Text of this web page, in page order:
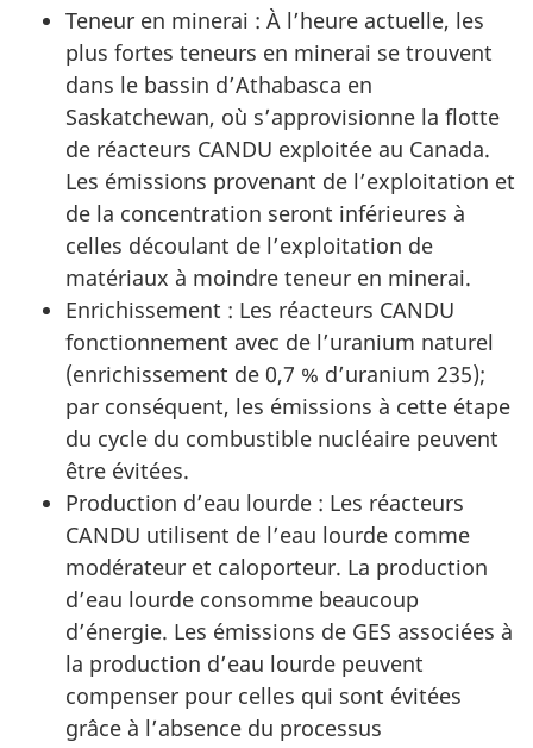
Teneur en minerai : À l’heure actuelle, les
plus fortes teneurs en minerai se trouvent
dans le bassin d’Athabasca en
Saskatchewan, où s’approvisionne la flotte
de réacteurs CANDU exploitée au Canada.
Les émissions provenant de l’exploitation et
de la concentration seront inférieures à
celles découlant de l’exploitation de
matériaux à moindre teneur en minerai.
Enrichissement : Les réacteurs CANDU
fonctionnement avec de l’uranium naturel
(enrichissement de 0,7 % d’uranium 235);
par conséquent, les émissions à cette étape
du cycle du combustible nucléaire peuvent
être évitées.
Production d’eau lourde : Les réacteurs
CANDU utilisent de l’eau lourde comme
modérateur et caloporteur. La production
d’eau lourde consomme beaucoup
d’énergie. Les émissions de GES associées à
la production d’eau lourde peuvent
compenser pour celles qui sont évitées
grâce à l’absence du processus